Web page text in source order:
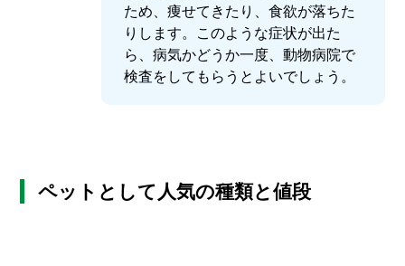
ため、痩せてきたり、食欲が落ちた
りします。このような症状が出た
ら、病気かどうか一度、動物病院で
検査をしてもらうとよいでしょう。
ペットとして人気の種類と値段